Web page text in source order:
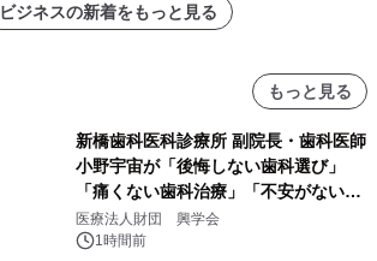
ビジネスの新着をもっと見る
もっと見る
新橋歯科医科診療所 副院長・歯科医師
小野宇宙が「後悔しない歯科選び」
「痛くない歯科治療」「不安がない治
療計画」をテーマに専門監修
医療法人財団 興学会
1時間前